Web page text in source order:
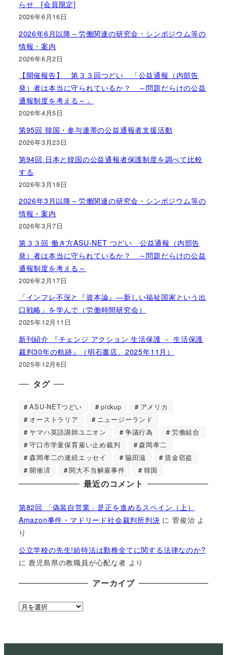
らせ [会員限定]
2026年6月16日
2026年6月以降～労働関連の研究会・シンポジウム等の
情報・案内
2026年6月2日
【開催報告】 第３３回つどい 「公益通報（内部告
発）者は本当に守られているか？ ～問題だらけの公益
通報制度を考える～」
2026年4月5日
第95回 韓国・参与連帯の公益通報者支援活動
2026年3月23日
第94回 日本と韓国の公益通報者保護制度を調べて比較
する
2026年3月19日
2026年3月以降～労働関連の研究会・シンポジウム等の
情報・案内
2026年3月7日
第３３回 働き方ASU-NET つどい 公益通報（内部告
発）者は本当に守られているか？ ～問題だらけの公益
通報制度を考える～
2026年2月17日
「インフレ不況と『資本論』―新しい福祉国家という出
口戦略」を学んで（労働時間研究会）
2025年12月11日
新刊紹介 『チェンジ アクション 生活保護 － 生活保護
裁判30年の軌跡』（明石書店、2025年11月）
2025年12月6日
タグ
ASU-NETつどい pickup
アメリカ
オーストラリア
ニュージーランド
ヤマハ英語講師ユニオン
争議行為
労働組合
守口市学童保育雇い止め裁判
森岡孝二
森岡孝二の連続エッセイ
脇田滋
賃金窃盗
開催済
関大不当解雇事件 韓国
最近のコメント
第82回 「偽装自営業」是正を進めるスペイン（上）
Amazon事件・マドリード社会裁判所判決 に菅俊治 よ
り
公立学校の先生!給特法は勤務全てに関する法律なのか?
に 鹿児島県の教職員が心配な者 より
アーカイブ
ア
イ